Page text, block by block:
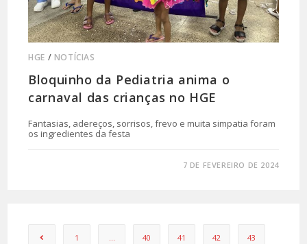
HGE / NOTÍCIAS
Bloquinho da Pediatria anima o
carnaval das crianças no HGE
Fantasias, adereços, sorrisos, frevo e muita simpatia foram
os ingredientes da festa
7 DE FEVEREIRO DE 2024
1 … 40 41 42 43